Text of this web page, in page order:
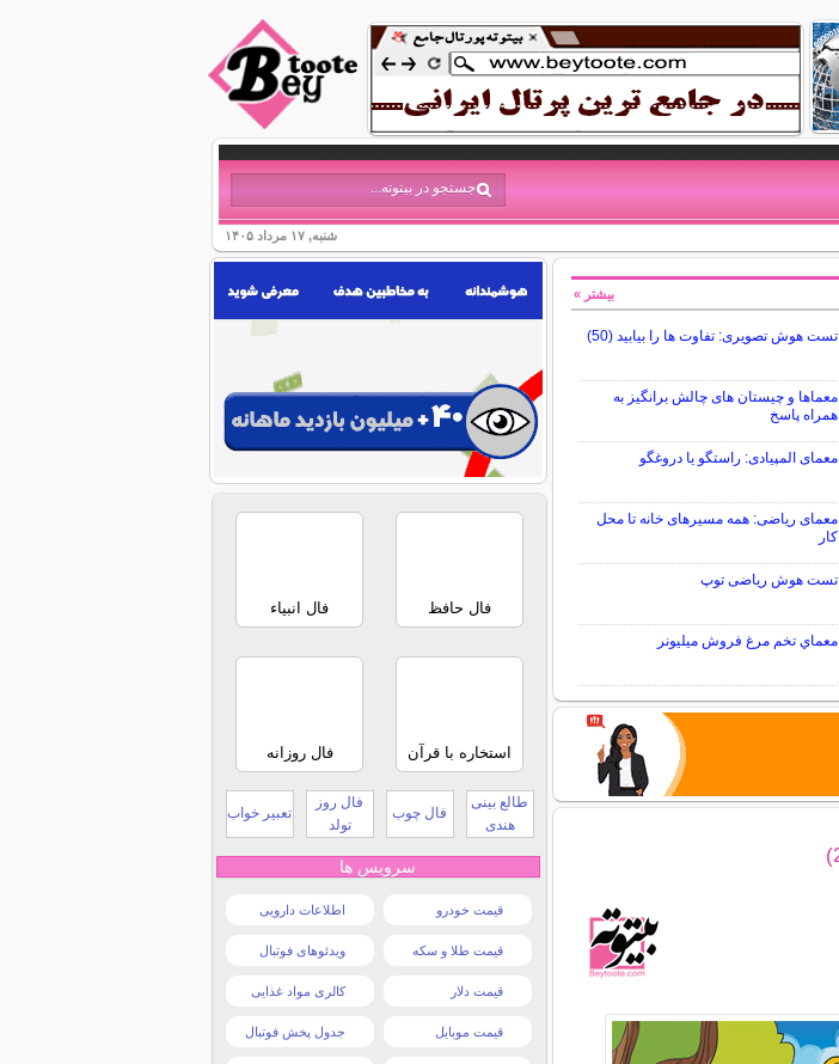
شنبه, ۱۷ مرداد ۱۴۰۵
تست هوش تصویری: تفاوت ها را بیابید (50)
معماها و چیستان های چالش برانگیز به
همراه پاسخ
معمای المپیادی: راستگو یا دروغگو
معمای ریاضی: همه مسیرهای خانه تا محل
کار
تست هوش ریاضی توپ
معماي تخم مرغ فروش ميليونر
بیشتر »
فال حافظ فال انبیاء
استخاره با قرآن فال روزانه
طالع بینی
هندی
فال چوب
فال روز
تولد
تعبیر خواب
سرویس ها
قیمت خودرو اطلاعات دارویی
قیمت طلا و سکه ویدئوهای فوتبال
قیمت دلار کالری مواد غذایی
قیمت موبایل جدول پخش فوتبال